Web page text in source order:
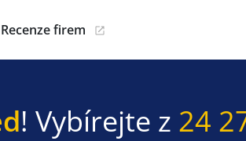
Recenze firem
! Vybírejte z 24